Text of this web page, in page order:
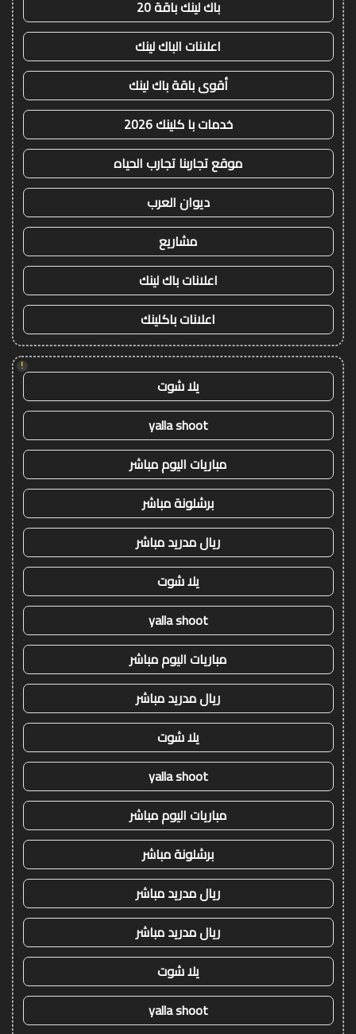
باك لينك باقة 20
اعلانات الباك لينك
أقوى باقة باك لينك
خدمات با كلينك 2026
موقع تجاربنا تجارب الحياه
ديوان العرب
مشاريع
اعلانات باك لينك
اعلانات باكلينك
!
يلا شوت
yalla shoot
مباريات اليوم مباشر
برشلونة مباشر
ريال مدريد مباشر
يلا شوت
yalla shoot
مباريات اليوم مباشر
ريال مدريد مباشر
يلا شوت
yalla shoot
مباريات اليوم مباشر
برشلونة مباشر
ريال مدريد مباشر
ريال مدريد مباشر
يلا شوت
yalla shoot